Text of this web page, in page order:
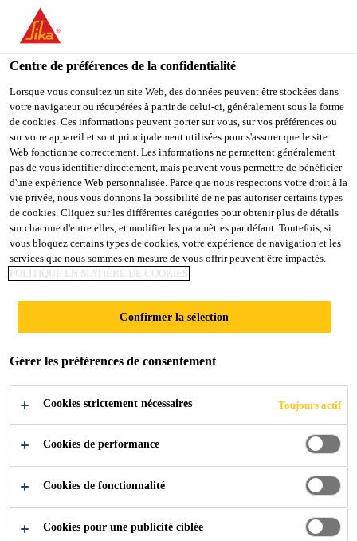
You are accessing "Sika Schweiz AG", it seems you are
accessing it from "États-Unis". We have a dedicated website for
your country.
TO
SIKA
USA
STAY ON THE SIKA
SCHWEIZ AG WEBSITE
SELECT A
COUNTRY
Sika Schweiz AG
LE MONDE DE
SIKACERAM
Des solutions innovantes pour le collage
des carrelages
PLONGEZ DANS LE MONDE DE
SIKACERAM® »»
Centre de préférences de la confidentialité
Lorsque vous consultez un site Web, des données peuvent être stockées dans
votre navigateur ou récupérées à partir de celui-ci, généralement sous la forme
de cookies. Ces informations peuvent porter sur vous, sur vos préférences ou
sur votre appareil et sont principalement utilisées pour s'assurer que le site
Web fonctionne correctement. Les informations ne permettent généralement
pas de vous identifier directement, mais peuvent vous permettre de bénéficier
d'une expérience Web personnalisée. Parce que nous respectons votre droit à la
vie privée, nous vous donnons la possibilité de ne pas autoriser certains types
de cookies. Cliquez sur les différentes catégories pour obtenir plus de détails
sur chacune d'entre elles, et modifier les paramètres par défaut. Toutefois, si
vous bloquez certains types de cookies, votre expérience de navigation et les
services que nous sommes en mesure de vous offrir peuvent être impactés.
POLITIQUE EN MATIÈRE DE COOKIES
Confirmer la sélection
Gérer les préférences de consentement
Cookies strictement nécessaires Toujours actif
Cookies de performance
Cookies de fonctionnalité
Cookies pour une publicité ciblée